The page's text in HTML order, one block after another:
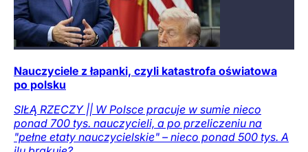
Nauczyciele z łapanki, czyli katastrofa oświatowa
po polsku
SIŁĄ RZECZY || W Polsce pracuje w sumie nieco
ponad 700 tys. nauczycieli, a po przeliczeniu na
"pełne etaty nauczycielskie" – nieco ponad 500 tys. A